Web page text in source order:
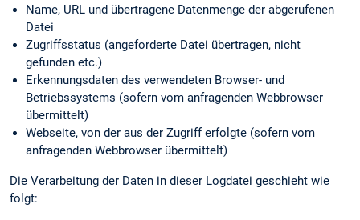
Name, URL und übertragene Datenmenge der abgerufenen
Datei
Zugriffsstatus (angeforderte Datei übertragen, nicht
gefunden etc.)
Erkennungs­daten des verwendeten Browser- und
Betriebssystems (sofern vom anfragenden Webbrowser
übermittelt)
Webseite, von der aus der Zugriff erfolgte (sofern vom
anfragenden Webbrowser übermittelt)
Die Verarbeitung der Daten in dieser Logdatei geschieht wie
folgt: